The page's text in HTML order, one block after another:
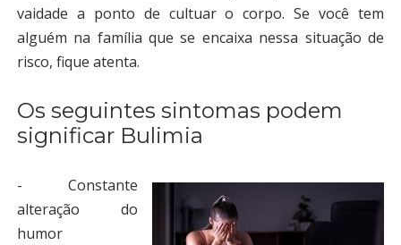
vaidade a ponto de cultuar o corpo. Se você tem
alguém na família que se encaixa nessa situação de
risco, fique atenta.
Os seguintes sintomas podem
significar Bulimia
- Constante
alteração do
humor